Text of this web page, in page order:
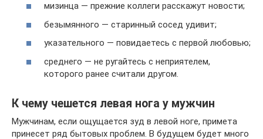
мизинца — прежние коллеги расскажут новости;
безымянного — старинный сосед удивит;
указательного — повидаетесь с первой любовью;
среднего — не ругайтесь с неприятелем,
которого ранее считали другом.
К чему чешется левая нога у мужчин
Мужчинам, если ощущается зуд в левой ноге, примета
принесет ряд бытовых проблем. В будущем будет много